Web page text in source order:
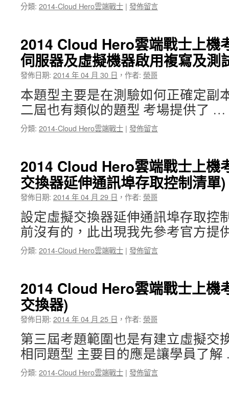
分類: 2014-Cloud Hero雲端戰士 | 發佈留言
2014 Cloud Hero雲端戰士上機
伺服器及虛擬機器啟用複寫及測
發佈日期: 2014 年 04 月 30 日 ， 作者: 榮哥
本題型主要是在測驗如何正確定副
二屆也有類似的題型 考場提供了 …
分類: 2014-Cloud Hero雲端戰士 | 發佈留言
2014 Cloud Hero雲端戰士上機
交換器延伸通訊埠存取控制清單)
發佈日期: 2014 年 04 月 29 日 ， 作者: 榮哥
設定虛擬交換器延伸通訊埠存取控
前沒有的，此出現我先參考官方
分類: 2014-Cloud Hero雲端戰士 | 發佈留言
2014 Cloud Hero雲端戰士上機
交換器)
發佈日期: 2014 年 04 月 25 日 ， 作者: 榮哥
第三屆考題範圍也是有建立虛擬交
相同題型 主要目的應是讓學員了
分類: 2014-Cloud Hero雲端戰士 | 發佈留言